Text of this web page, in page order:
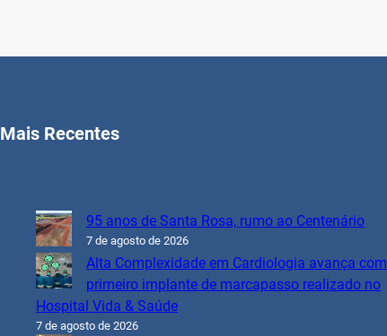
Mais Recentes
95 anos de Santa Rosa, rumo ao Centenário
7 de agosto de 2026
Alta Complexidade em Cardiologia avança com
primeiro implante de marcapasso realizado no
Hospital Vida & Saúde
7 de agosto de 2026